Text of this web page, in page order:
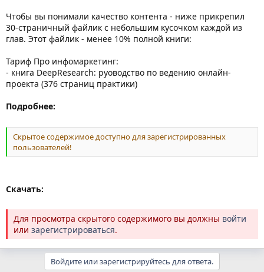
Чтобы вы понимали качество контента - ниже прикрепил
30-страничный файлик с небольшим кусочком каждой из
глав. Этот файлик - менее 10% полной книги:
Тариф Про инфомаркетинг:
- книга DeepResearch: руоводство по ведению онлайн-
проекта (376 страниц практики)
Подробнее:
Скрытое содержимое доступно для зарегистрированных
пользователей!
Скачать:
Для просмотра скрытого содержимого вы должны войти
или зарегистрироваться.
Войдите или зарегистрируйтесь для ответа.